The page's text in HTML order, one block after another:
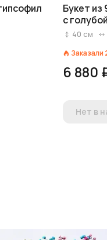
Букет из
с
40 см
Заказали
6 880
Нет в